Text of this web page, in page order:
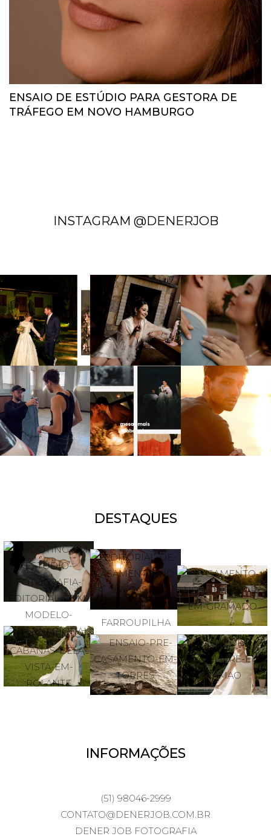
ENSAIO DE ESTÚDIO PARA GESTORA DE
TRÁFEGO EM NOVO HAMBURGO
INSTAGRAM @DENERJOB
DESTAQUES
INFORMAÇÕES
(51) 98046-2999
CONTATO@DENERJOB.COM.BR
DENER JOB FOTOGRAFIA